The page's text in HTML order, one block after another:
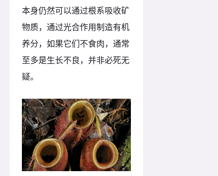
本身仍然可以通过根系吸收矿
物质，通过光合作用制造有机
养分，如果它们不食肉，通常
至多是生长不良，并非必死无
疑。